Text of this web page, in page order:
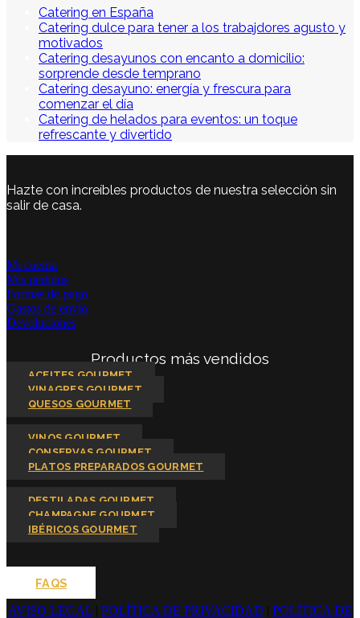
Catering en España
Catering dulce para tener a los trabajdores agusto y
motivados
Catering desayunos con encanto a domicilio:
sorprende desde temprano
Catering desayuno: energía y frescura para
comenzar el día
Catering de helados para eventos: un toque
refrescante y divertido
Hazte con increíbles productos de nuestra selección sin
salir de casa.
Mi cuenta
Mis pedidos
Formas de pago
Gastos de envío
Devoluciones
Productos más vendidos
ACEITES GOURMET
VINAGRES GOURMET
QUESOS GOURMET
VINOS GOURMET
CONSERVAS GOURMET
PLATOS PREPARADOS GOURMET
DESTILADAS GOURMET
CHAMPAGNE GOURMET
IBÉRICOS GOURMET
FAQS
AVISO LEGAL
POLÍTICA DE PRIVACIDAD
POLÍTICA DE